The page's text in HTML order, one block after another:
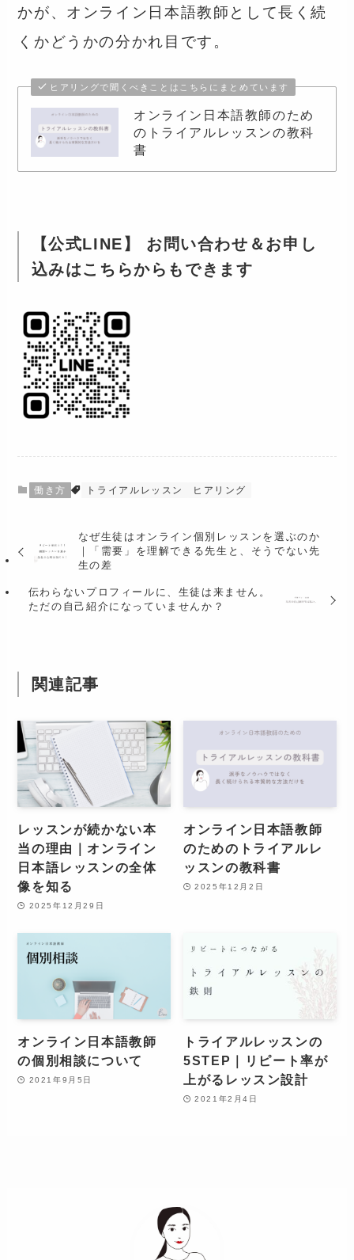
かが、オンライン日本語教師として長く続
くかどうかの分かれ目です。
ヒアリングで聞くべきことはこちらにまとめています
オンライン日本語教師のため
のトライアルレッスンの教科
書
【公式LINE】 お問い合わせ＆お申し
込みはこちらからもできます
働き方 トライアルレッスン ヒアリング
なぜ生徒はオンライン個別レッスンを選ぶのか
｜「需要」を理解できる先生と、そうでない先
生の差
伝わらないプロフィールに、生徒は来ません。
ただの自己紹介になっていませんか？
関連記事
レッスンが続かない本
当の理由｜オンライン
日本語レッスンの全体
像を知る
2025年12月29日
オンライン日本語教師
のためのトライアルレ
ッスンの教科書
2025年12月2日
オンライン日本語教師
の個別相談について
2021年9月5日
トライアルレッスンの
5STEP｜リピート率が
上がるレッスン設計
2021年2月4日